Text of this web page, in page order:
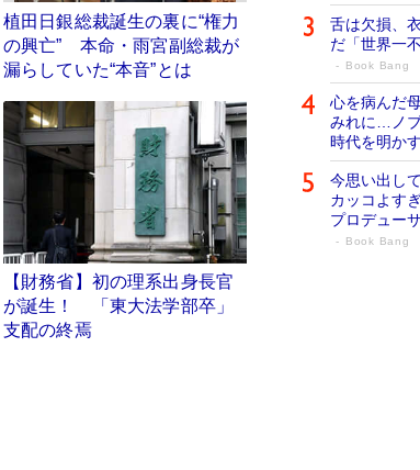
植田日銀総裁誕生の裏に“権力
の興亡” 本命・雨宮副総裁が
漏らしていた“本音”とは
【財務省】初の理系出身長官
が誕生！ 「東大法学部卒」
支配の終焉
舌は欠損、
だ「世界一
Book Bang
心を病んだ
みれに…ノ
時代を明かす
今思い出し
カッコよす
プロデュー
Book Bang